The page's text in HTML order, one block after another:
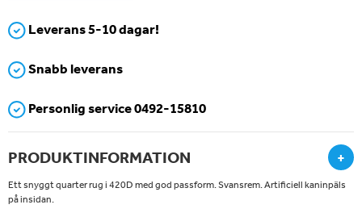
Leverans 5-10 dagar!
Snabb leverans
Personlig service 0492-15810
PRODUKTINFORMATION +
Ett snyggt quarter rug i 420D med god passform. Svansrem. Artificiell kaninpäls
på insidan.